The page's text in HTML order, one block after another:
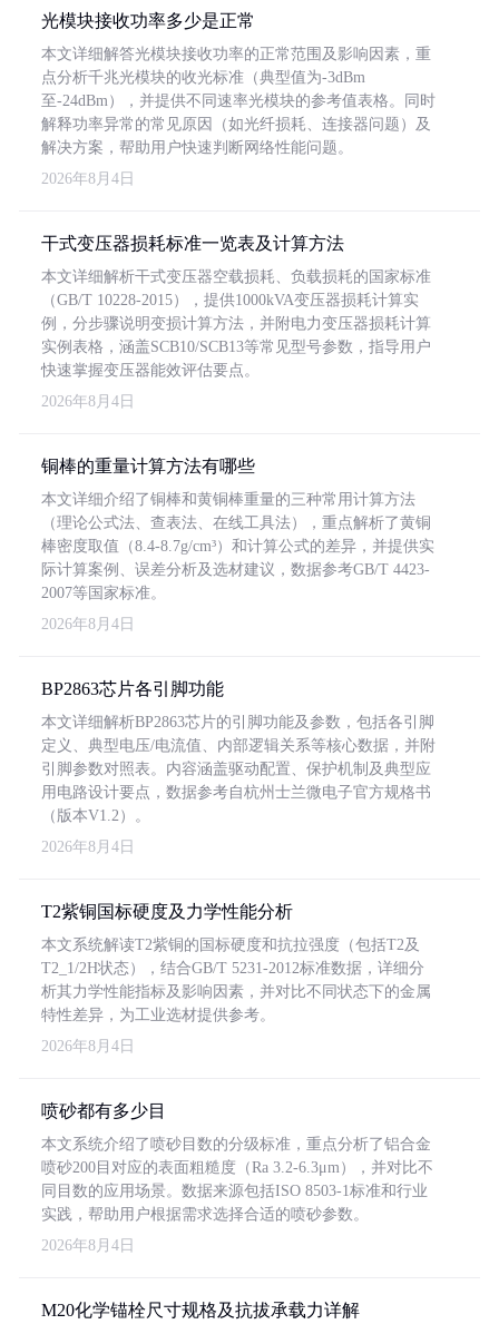
光模块接收功率多少是正常
本文详细解答光模块接收功率的正常范围及影响因素，重
点分析千兆光模块的收光标准（典型值为-3dBm
至-24dBm），并提供不同速率光模块的参考值表格。同时
解释功率异常的常见原因（如光纤损耗、连接器问题）及
解决方案，帮助用户快速判断网络性能问题。
2026年8月4日
干式变压器损耗标准一览表及计算方法
本文详细解析干式变压器空载损耗、负载损耗的国家标准
（GB/T 10228-2015），提供1000kVA变压器损耗计算实
例，分步骤说明变损计算方法，并附电力变压器损耗计算
实例表格，涵盖SCB10/SCB13等常见型号参数，指导用户
快速掌握变压器能效评估要点。
2026年8月4日
铜棒的重量计算方法有哪些
本文详细介绍了铜棒和黄铜棒重量的三种常用计算方法
（理论公式法、查表法、在线工具法），重点解析了黄铜
棒密度取值（8.4-8.7g/cm³）和计算公式的差异，并提供实
际计算案例、误差分析及选材建议，数据参考GB/T 4423-
2007等国家标准。
2026年8月4日
BP2863芯片各引脚功能
本文详细解析BP2863芯片的引脚功能及参数，包括各引脚
定义、典型电压/电流值、内部逻辑关系等核心数据，并附
引脚参数对照表。内容涵盖驱动配置、保护机制及典型应
用电路设计要点，数据参考自杭州士兰微电子官方规格书
（版本V1.2）。
2026年8月4日
T2紫铜国标硬度及力学性能分析
本文系统解读T2紫铜的国标硬度和抗拉强度（包括T2及
T2_1/2H状态），结合GB/T 5231-2012标准数据，详细分
析其力学性能指标及影响因素，并对比不同状态下的金属
特性差异，为工业选材提供参考。
2026年8月4日
喷砂都有多少目
本文系统介绍了喷砂目数的分级标准，重点分析了铝合金
喷砂200目对应的表面粗糙度（Ra 3.2-6.3μm），并对比不
同目数的应用场景。数据来源包括ISO 8503-1标准和行业
实践，帮助用户根据需求选择合适的喷砂参数。
2026年8月4日
M20化学锚栓尺寸规格及抗拔承载力详解